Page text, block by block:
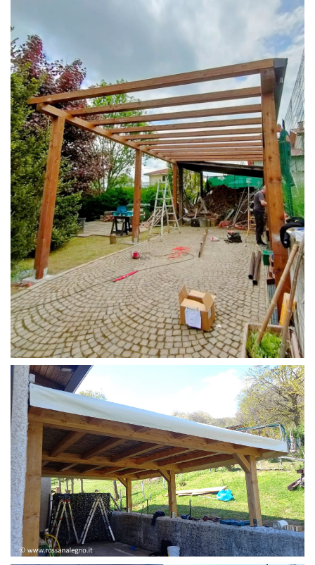
STRUTTURA CAMPER
STRUTTURA ADDOSSATA LAMELLARE